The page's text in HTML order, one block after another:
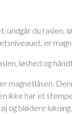
VINDUER I
FIND ET
du raslen,
er
løshed og
magnetlåsen.
ikke har et
og blødere